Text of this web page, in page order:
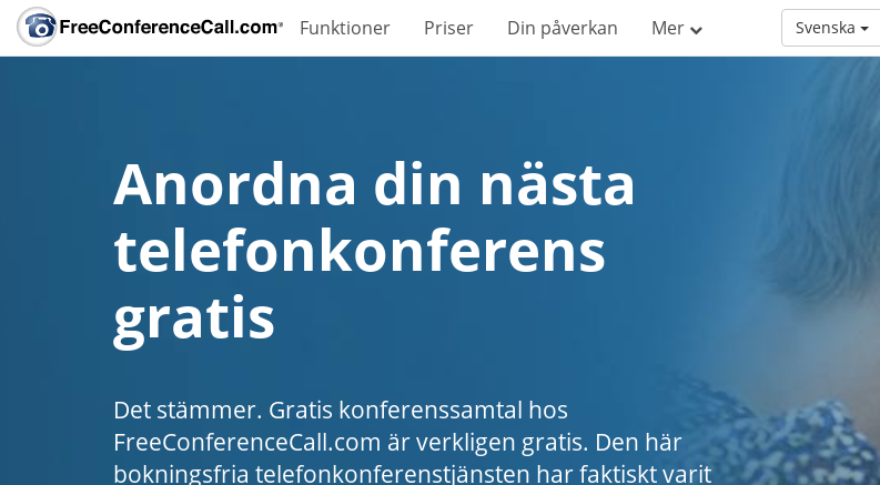
Funktioner Priser Din påverkan Mer Svenska
Anordna din nästa
telefonkonferens
gratis
Det stämmer. Gratis konferenssamtal hos
FreeConferenceCall.com är verkligen gratis. Den här
bokningsfria telefonkonferenstjänsten har faktiskt varit